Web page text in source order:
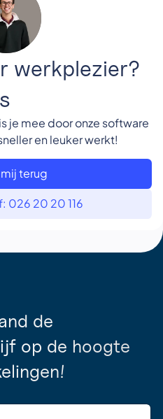
werkplezier?
je mee door onze software
en leuker werkt!
terug
026 20 20 116
de
op de hoogte